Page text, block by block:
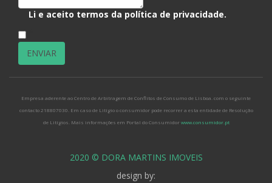
Li e aceito termos da política de privacidade.
Empresa aderente ao Centro de Arbitragem de Conflitos de Consumo de Lisboa. com o seguinte
contacto 218807030. Em caso de Litígio o consumidor pode recorrer a esta entidade de Resolução
de Litígios. Mais informações em Portal do Consumidorwww.consumidor.pt
2020 © DORA MARTINS IMOVEIS
design by: